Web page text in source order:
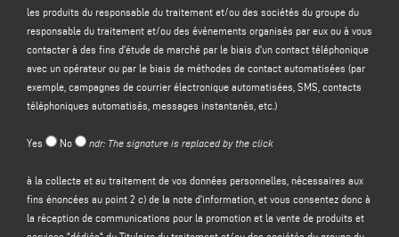
Le contrôleur a l'intention de traiter vos données à caractère personnel dans
répondre à votre message ou à votre demande d'informations
soumis par
le biais de ce formulaire, par exemple pour obtenir des informations sur les
produits ou services offerts (y compris l'envoi d'invitations gratuites et de
juridique de cette finalité est l'intérêt légitime du responsable du traitement
l'attente raisonnable que vous vous attendiez à ce que vos données
personnelles soient traitées par le responsable du traitement afin de
répondre à votre demande de contact ;
envoyer des communications promotionnelles concernant les
les produits du responsable du traitement et/ou des sociétés du groupe du
responsable du traitement et/ou des événements organisés par eux ou à vous
contacter à des fins d'étude de marché par le biais d'un contact téléphonique
avec un opérateur ou par le biais de méthodes de contact automatisées (par
exemple, campagnes de courrier électronique automatisées, SMS, contacts
téléphoniques automatisés, messages instantanés, etc.)
Yes No ndr: The signature is replaced by the click
à la collecte et au traitement de vos données personnelles, nécessaires aux
fins énoncées au point 2 c) de la note d'information, et vous consentez donc à
la réception de communications pour la promotion et la vente de produits et